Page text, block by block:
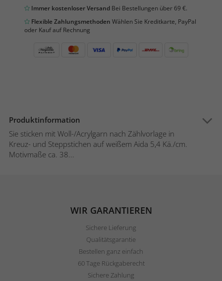
Immer kostenloser Versand Bei Bestellungen über 69 €.
Flexible Zahlungsmethoden Wählen Sie Kreditkarte, PayPal
oder Kauf auf Rechnung
Produktinformation
Sie sticken mit Woll-/Acrylgarn nach Zählvorlage in
Kreuz- und Steppstichen auf weißem Aida 5,4 Kä./cm.
Motivmaße ca. 38...
WIR GARANTIEREN
Sichere Lieferung
Qualitätsgarantie
Bestellen ganz einfach
60 Tage Rückgaberecht
Sichere Zahlung